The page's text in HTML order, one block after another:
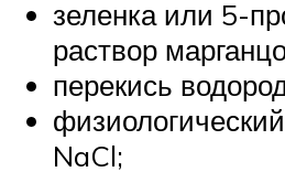
зеленка или 5-
раствор
перекись
NaCl;